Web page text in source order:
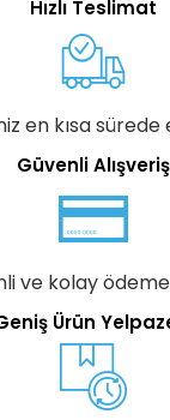
Hızlı Teslimat
en kısa sürede
Güvenli Alışveriş
ve kolay
Ürün